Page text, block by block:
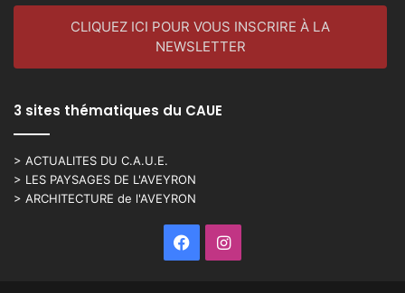
CLIQUEZ ICI POUR VOUS INSCRIRE À LA
NEWSLETTER
3 sites thématiques du CAUE
> ACTUALITES DU C.A.U.E.
> LES PAYSAGES DE L'AVEYRON
> ARCHITECTURE de l'AVEYRON
FacebookInstagram